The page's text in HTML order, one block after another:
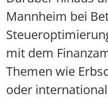
Mannheim bei
mit dem
Themen wie
oder